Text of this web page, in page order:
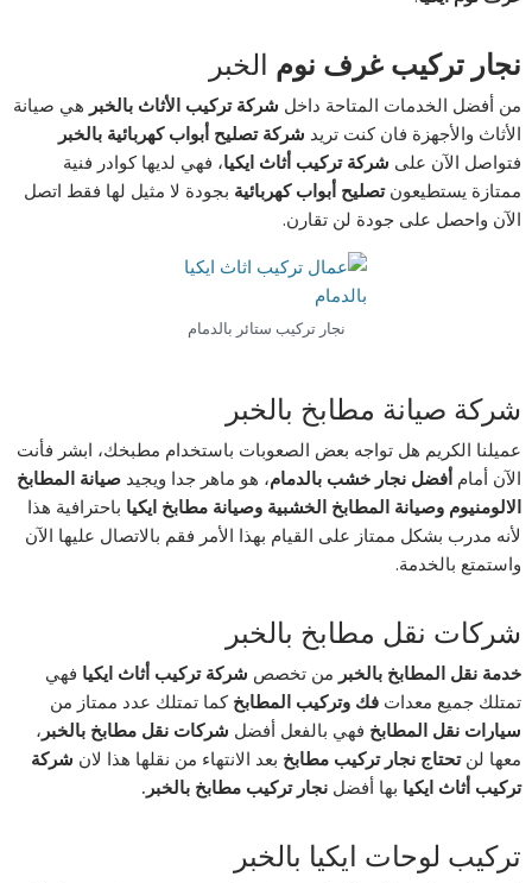
نجار تركيب غرف نوم الخبر
من أفضل الخدمات المتاحة داخل شركة تركيب الأثاث بالخبر هي صيانة
الأثاث والأجهزة فان كنت تريد شركة تصليح أبواب كهربائية بالخبر
فتواصل الآن على شركة تركيب أثاث ايكيا، فهي لديها كوادر فنية
ممتازة يستطيعونتصليح أبواب كهربائية بجودة لا مثيل لها فقط اتصل
الآن واحصل على جودة لن تقارن.
نجار تركيب ستائر بالدمام
شركة صيانة مطابخ بالخبر
عميلنا الكريم هل تواجه بعض الصعوبات باستخدام مطبخك، ابشر فأنت
الآن أمامأفضل نجار خشب بالدمام، هو ماهر جدا ويجيدصيانة المطابخ
الالومنيوم وصيانة المطابخ الخشبية وصيانة مطابخ ايكيا باحترافية هذا
لأنه مدرب بشكل ممتاز على القيام بهذا الأمر فقم بالاتصال عليها الآن
واستمتع بالخدمة.
شركات نقل مطابخ بالخبر
خدمة نقل المطابخ بالخبر من تخصص شركة تركيب أثاث ايكيا فهي
تمتلك جميع معداتفك وتركيب المطابخ كما تمتلك عدد ممتاز من
سيارات نقل المطابخ فهي بالفعل أفضل شركات نقل مطابخ بالخبر ،
معها لنتحتاج نجار تركيب مطابخ بعد الانتهاء من نقلها هذا لان شركة
تركيب أثاث ايكيا بها أفضلنجار تركيب مطابخ بالخبر.
تركيب لوحات ايكيا بالخبر